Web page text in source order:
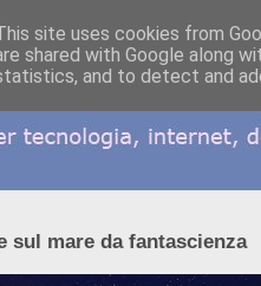
sul mare da fantascienza
site uses cookies from
shared with Google along
and to detect and